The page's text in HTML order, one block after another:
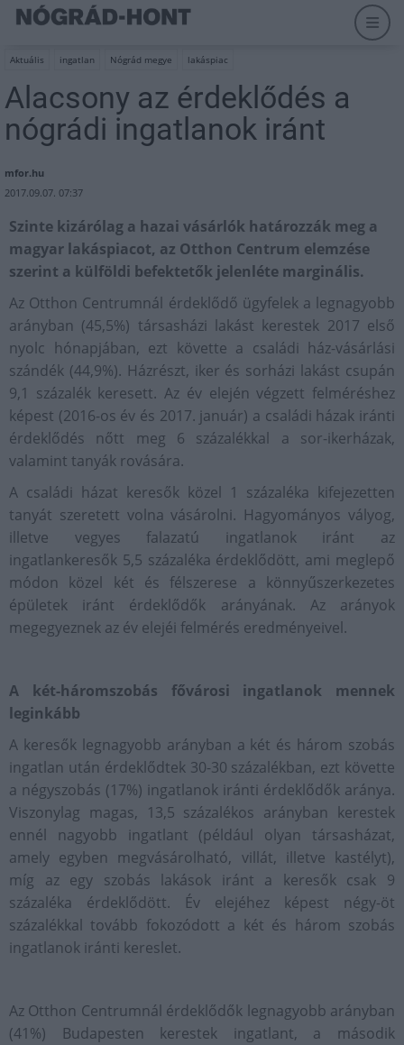
Aktuális ingatlan Nógrád megye lakáspiac
Alacsony az érdeklődés a
nógrádi ingatlanok iránt
mfor.hu
2017.09.07. 07:37
Szinte kizárólag a hazai vásárlók határozzák meg a
magyar lakáspiacot, az Otthon Centrum elemzése
szerint a külföldi befektetők jelenléte marginális.
Az Otthon Centrumnál érdeklődő ügyfelek a legnagyobb
arányban (45,5%) társasházi lakást kerestek 2017 első
nyolc hónapjában, ezt követte a családi ház-vásárlási
szándék (44,9%). Házrészt, iker és sorházi lakást csupán
9,1 százalék keresett. Az év elején végzett felméréshez
képest (2016-os év és 2017. január) a családi házak iránti
érdeklődés nőtt meg 6 százalékkal a sor-ikerházak,
valamint tanyák rovására.
A családi házat keresők közel 1 százaléka kifejezetten
tanyát szeretett volna vásárolni. Hagyományos vályog,
illetve vegyes falazatú ingatlanok iránt az
ingatlankeresők 5,5 százaléka érdeklődött, ami meglepő
módon közel két és félszerese a könnyűszerkezetes
épületek iránt érdeklődők arányának. Az arányok
megegyeznek az év elejéi felmérés eredményeivel.
A két-háromszobás fővárosi ingatlanok mennek
leginkább
A keresők legnagyobb arányban a két és három szobás
ingatlan után érdeklődtek 30-30 százalékban, ezt követte
a négyszobás (17%) ingatlanok iránti érdeklődők aránya.
Viszonylag magas, 13,5 százalékos arányban kerestek
ennél nagyobb ingatlant (például olyan társasházat,
amely egyben megvásárolható, villát, illetve kastélyt),
míg az egy szobás lakások iránt a keresők csak 9
százaléka érdeklődött. Év elejéhez képest négy-öt
százalékkal tovább fokozódott a két és három szobás
ingatlanok iránti kereslet.
Az Otthon Centrumnál érdeklődők legnagyobb arányban
(41%) Budapesten kerestek ingatlant, a második